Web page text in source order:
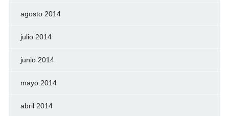
agosto 2014
julio 2014
junio 2014
mayo 2014
abril 2014